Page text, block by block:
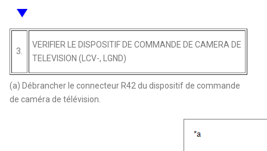
3.
VERIFIER LE DISPOSITIF DE COMMANDE DE CAMERA DE
TELEVISION (LCV-, LGND)
(a) Débrancher le connecteur R42 du dispositif de commande
de caméra de télévision.